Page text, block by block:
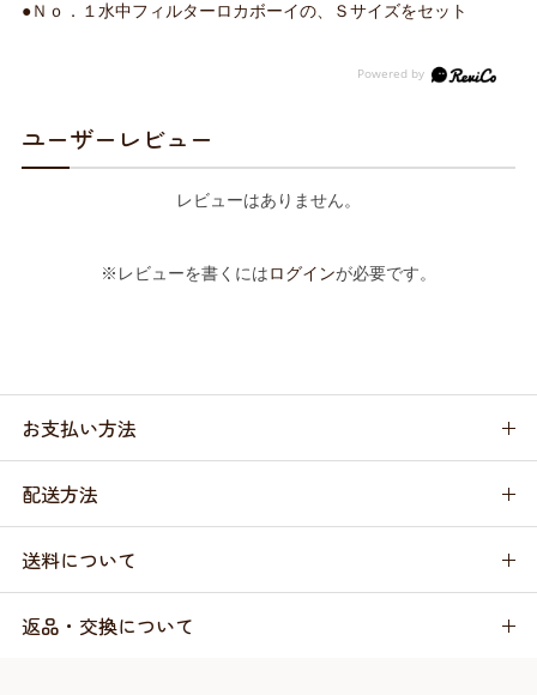
●Ｎｏ．１水中フィルターロカボーイの、Ｓサイズをセット
ユーザーレビュー
レビューはありません。
※レビューを書くにはログインが必要です。
お支払い方法
配送方法
送料について
返品・交換について